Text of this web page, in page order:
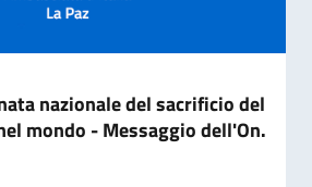
nazionale del sacrificio del
mondo - Messaggio dell'On.